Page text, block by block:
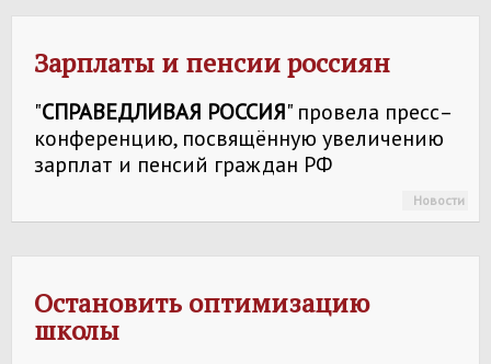
Зарплаты и пенсии россиян
"СПРАВЕДЛИВАЯ РОССИЯ" провела пресс–
конференцию, посвящённую увеличению
зарплат и пенсий граждан РФ
Новости
Остановить оптимизацию
школы